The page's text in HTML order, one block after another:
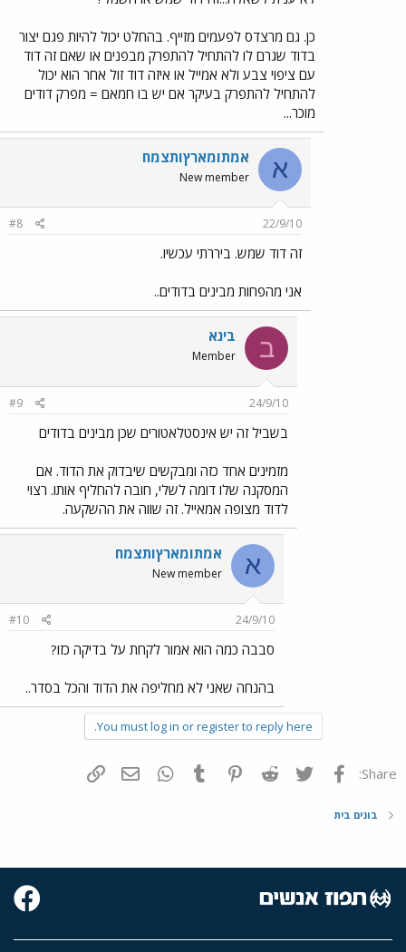
כן. גם מרצדס לפעמים מזייף. בהחלט יכול להיות פגם יצור
בדוד שגרם לו להתחיל להתפרק מבפנים או שאם זה דוד
עם ציפוי צבע ולא אמייל או איזה דוד זול אחר הוא יכול
להתחיל להתפרק בעיקר אם יש בו חמאם = מפרק דודים
מוכר...
א אמתIמארץIתצמח
New member
22/9/10
#8
זה דוד שמש. ביררתי עכשיו.
אני מהפחות מבינים בדודים..
ב בינא
Member
24/9/10
#9
בשביל זה יש אינסטלאטורים שכן מבינים בדודים
מזמינים אחד כזה ומבקשים שיבדוק את הדוד. אם
המסקנה שלו דומה לשלי, חובה להחליף אותו. רצוי
לדוד מצופה אמאייל. זה שווה את ההשקעה.
א אמתIמארץIתצמח
New member
24/9/10
#10
סבבה כמה הוא אמור לקחת על בדיקה כזו?
בהנחה שאני לא מחליפה את הדוד והכל בסדר..
You must log in or register to reply here.
Share: פייסבוק Twitter
Reddit
Pinterest
Tumblr
WhatsAppדואר אלקטרוני
בונים בית